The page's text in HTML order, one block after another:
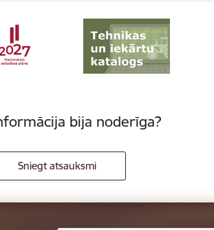
bija noderīga?
Sniegt atsauksmi